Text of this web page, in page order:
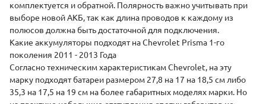
комплектуется и обратной. Полярность важно учитывать при
выборе новой АКБ, так как длина проводов к каждому из
полюсов должна быть достаточной для подключения.
Какие аккумуляторы подходят на Chevrolet Prisma 1-го
поколения 2011 - 2013 Года
Согласно техническим характеристикам Chevrolet, на эту
марку подходят батареи размером 27,8 на 17 на 18,5 см либо
35,3 на 17,5 на 19 см на более габаритных моделях марки. Но